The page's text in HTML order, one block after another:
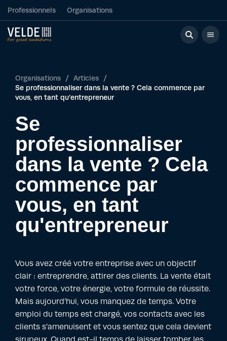
Professionnels Organisations
Organisations / Articles
/
Se professionnaliser dans la vente ? Cela commence par
vous, en tant qu’entrepreneur
Se
professionnaliser
dans la vente ? Cela
commence par
vous, en tant
qu'entrepreneur
Vous avez créé votre entreprise avec un objectif
clair : entreprendre, attirer des clients. La vente était
votre force, votre énergie, votre formule de réussite.
Mais aujourd’hui, vous manquez de temps. Votre
emploi du temps est chargé, vos contacts avec les
clients s’amenuisent et vous sentez que cela devient